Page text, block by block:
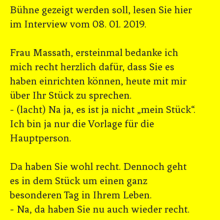
Bühne gezeigt werden soll, lesen Sie hier
im Interview vom 08. 01. 2019.
Frau Massath, ersteinmal bedanke ich
mich recht herzlich dafür, dass Sie es
haben einrichten können, heute mit mir
über Ihr Stück zu sprechen.
- (lacht) Na ja, es ist ja nicht „mein Stück“.
Ich bin ja nur die Vorlage für die
Hauptperson.
Da haben Sie wohl recht. Dennoch geht
es in dem Stück um einen ganz
besonderen Tag in Ihrem Leben.
- Na, da haben Sie nu auch wieder recht.